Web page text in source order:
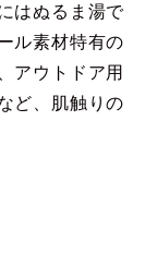
はぬるま湯で
ル素材特有の
アウトドア用
ど、肌触りの